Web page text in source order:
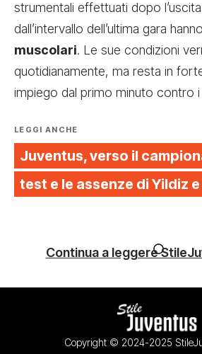
strumentali effettuati dopo
dall’intervallo dell’ultima gara hanno
muscolari. Le sue condizioni
quotidianamente, ma resta in
impiego dal primo minuto contro
LEGGI ANCHE
Juventus, verso il
test e le assenze di Yildiz
Continua a leggere
Copyright © 2024-2025